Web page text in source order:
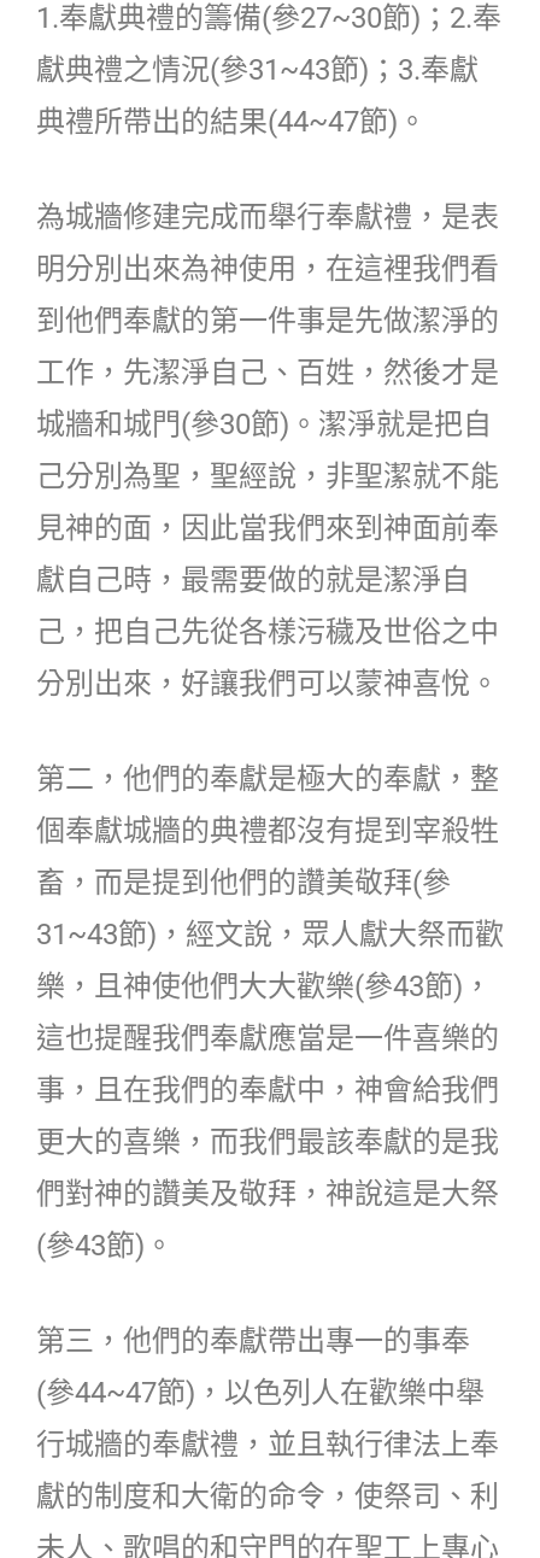
1.奉獻典禮的籌備(參27~30節)；2.奉
獻典禮之情況(參31~43節)；3.奉獻
典禮所帶出的結果(44~47節)。
為城牆修建完成而舉行奉獻禮，是表
明分別出來為神使用，在這裡我們看
到他們奉獻的第一件事是先做潔淨的
工作，先潔淨自己、百姓，然後才是
城牆和城門(參30節)。潔淨就是把自
己分別為聖，聖經說，非聖潔就不能
見神的面，因此當我們來到神面前奉
獻自己時，最需要做的就是潔淨自
己，把自己先從各樣污穢及世俗之中
分別出來，好讓我們可以蒙神喜悅。
第二，他們的奉獻是極大的奉獻，整
個奉獻城牆的典禮都沒有提到宰殺牲
畜，而是提到他們的讚美敬拜(參
31~43節)，經文說，眾人獻大祭而歡
樂，且神使他們大大歡樂(參43節)，
這也提醒我們奉獻應當是一件喜樂的
事，且在我們的奉獻中，神會給我們
更大的喜樂，而我們最該奉獻的是我
們對神的讚美及敬拜，神說這是大祭
(參43節)。
第三，他們的奉獻帶出專一的事奉
(參44~47節)，以色列人在歡樂中舉
行城牆的奉獻禮，並且執行律法上奉
獻的制度和大衛的命令，使祭司、利
未人、歌唱的和守門的在聖工上專心